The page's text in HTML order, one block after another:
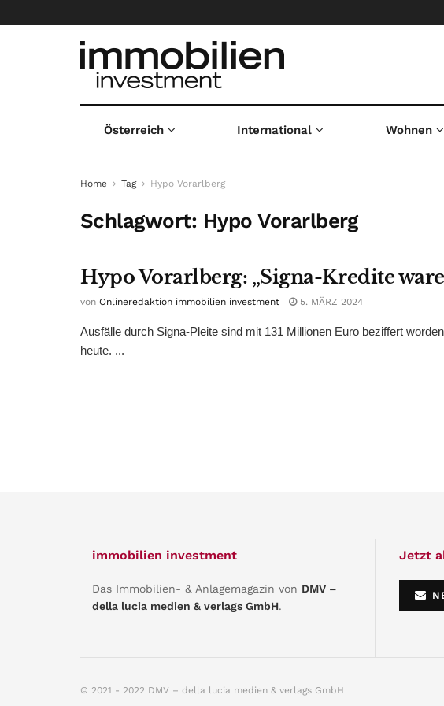
Österreich International Wohnen
Home Tag Hypo Vorarlberg
Schlagwort: Hypo Vorarlberg
Hypo Vorarlberg: „Signa-Kredite
von Onlineredaktion immobilien investment 5. MÄRZ 2024
Ausfälle durch Signa-Pleite sind mit 131 Millionen Euro beziffert
heute. ...
immobilien investment
Das Immobilien- & Anlagemagazin von DMV –
della lucia medien & verlags GmbH.
Jetzt
© 2021 - 2022 DMV – della lucia medien & verlags GmbH